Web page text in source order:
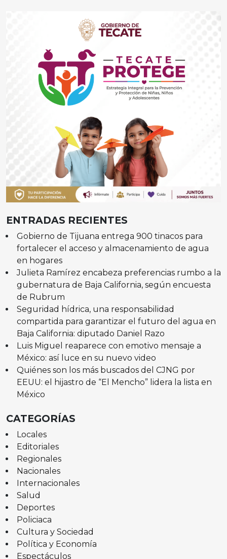
ENTRADAS RECIENTES
Gobierno de Tijuana entrega 900 tinacos para
fortalecer el acceso y almacenamiento de agua
en hogares
Julieta Ramírez encabeza preferencias rumbo a la
gubernatura de Baja California, según encuesta
de Rubrum
Seguridad hídrica, una responsabilidad
compartida para garantizar el futuro del agua en
Baja California: diputado Daniel Razo
Luis Miguel reaparece con emotivo mensaje a
México: así luce en su nuevo video
Quiénes son los más buscados del CJNG por
EEUU: el hijastro de “El Mencho” lidera la lista en
México
CATEGORÍAS
Locales
Editoriales
Regionales
Nacionales
Internacionales
Salud
Deportes
Policiaca
Cultura y Sociedad
Política y Economía
Espectáculos